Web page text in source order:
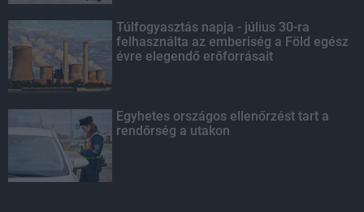
Túlfogyasztás napja - július 30-ra
felhasználta az emberiség a Föld egész
évre elegendő erőforrásait
Egyhetes országos ellenőrzést tart a
rendőrség a utakon